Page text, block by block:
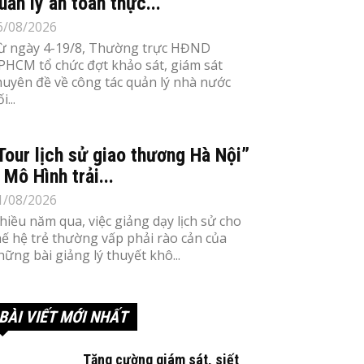
08/2026
ngày 4-19/8, Thường trực HĐND
tổ chức đợt khảo sát, giám sát
đề về công tác quản lý nhà nước
lịch sử giao thương Hà Nội”
Mô Hình trải...
08/2026
năm qua, việc giảng dạy lịch sử cho
hệ trẻ thường vấp phải rào cản của
bài giảng lý thuyết khô...
BÀI VIẾT MỚI NHẤT
Tăng cường giám sát, siết